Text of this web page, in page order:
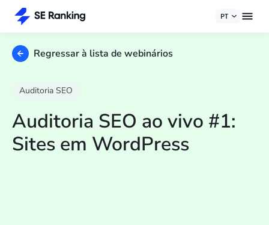
PT
Regressar à lista de webinários
Auditoria SEO
Auditoria SEO ao vivo #1:
Sites em WordPress